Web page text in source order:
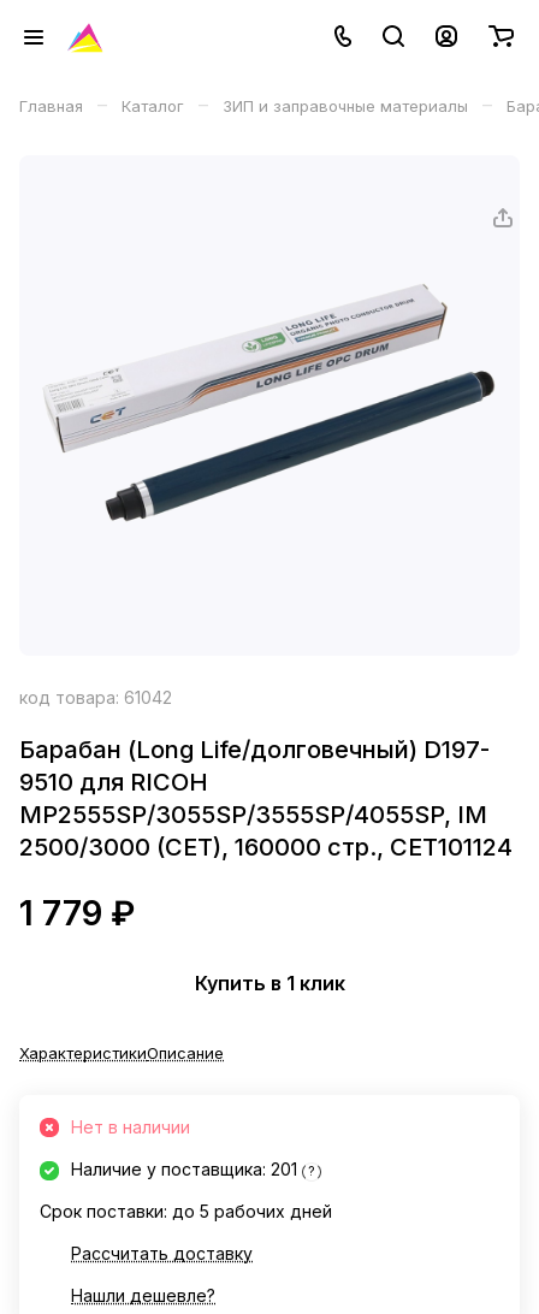
Главная – Каталог – ЗИП и заправочные материалы –
код товара: 61042
Барабан (Long Life/долговечный) D197-
9510 для RICOH
MP2555SP/3055SP/3555SP/4055SP, IM
2500/3000 (CET), 160000 стр., CET101124
1 779 ₽
Купить в 1 клик
ХарактеристикиОписание
Нет в наличии
Наличие у поставщика: 201 ?
Срок поставки: до 5 рабочих дней
Рассчитать доставку
Нашли дешевле?